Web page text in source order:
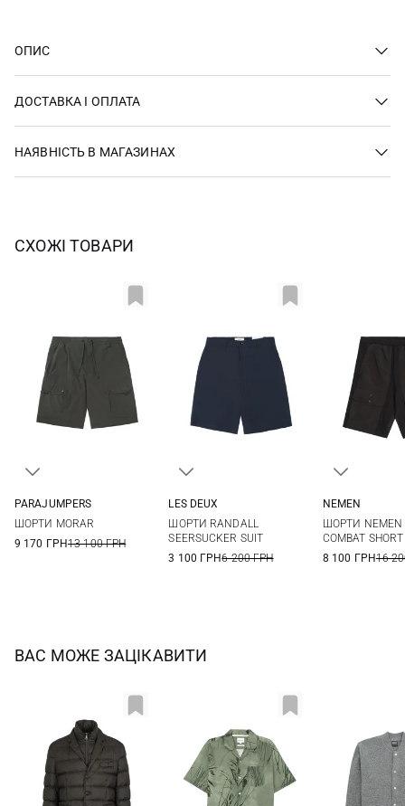
ОПИС
ДОСТАВКА І ОПЛАТА
НАЯВНІСТЬ В МАГАЗИНАХ
СХОЖІ ТОВАРИ
PARAJUMPERS
ШОРТИ MORAR
9 170 ГРН13 100 ГРН
LES DEUX
ШОРТИ RANDALL
SEERSUCKER SUIT
3 100 ГРН6 200 ГРН
NEMEN
ШОРТИ NEMEN
COMBAT SHORT
8 100 ГРН16
ВАС МОЖЕ ЗАЦІКАВИТИ